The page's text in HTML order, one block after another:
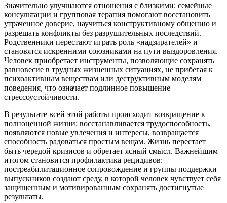
Значительно улучшаются отношения с близкими: семейные
консультации и групповая терапия помогают восстановить
утраченное доверие, научиться конструктивному общению и
разрешать конфликты без разрушительных последствий.
Родственники перестают играть роль «надзирателей» и
становятся искренними союзниками на пути выздоровления.
Человек приобретает инструменты, позволяющие сохранять
равновесие в трудных жизненных ситуациях, не прибегая к
психоактивным веществам или деструктивным моделям
поведения, что означает подлинное повышение
стрессоустойчивости.
В результате всей этой работы происходит возвращение к
полноценной жизни: восстанавливается трудоспособность,
появляются новые увлечения и интересы, возвращается
способность радоваться простым вещам. Жизнь перестает
быть чередой кризисов и обретает ясный смысл. Важнейшим
итогом становится профилактика рецидивов:
постреабилитационное сопровождение и группы поддержки
выпускников создают среду, в которой человек чувствует себя
защищенным и мотивированным сохранять достигнутые
результаты.